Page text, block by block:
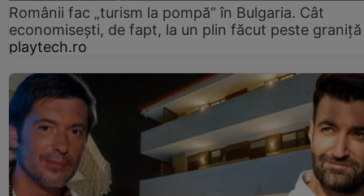
Românii fac „turism la pompă” în Bulgaria. Cât
economisești, de fapt, la un plin făcut peste graniță
playtech.ro